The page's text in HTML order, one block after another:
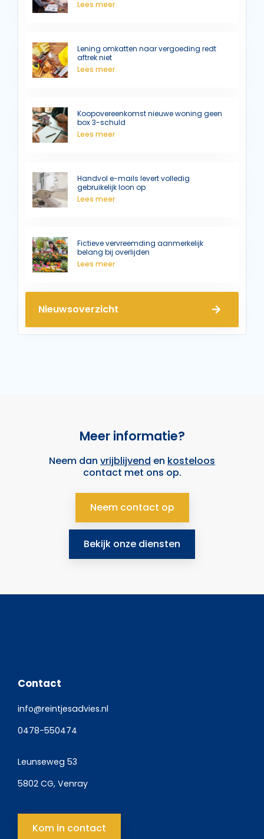
Lees meer
Lening omkatten naar vergoeding redt
aftrek niet
Lees meer
Koopovereenkomst nieuwe woning geen
box 3-schuld
Lees meer
Handvol e-mails levert volledig
gebruikelijk loon op
Lees meer
Fictieve vervreemding aanmerkelijk
belang bij overlijden
Lees meer
Nieuwsoverzicht
Meer informatie?
Neem dan vrijblijvend en kosteloos
contact met ons op.
Neem contact op
Bekijk onze diensten
Contact
info@reintjesadvies.nl
0478-550474
Leunseweg 53
5802 CG, Venray
Kom in contact